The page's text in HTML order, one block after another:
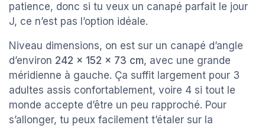
patience, donc si tu veux un canapé parfait le jour
J, ce n’est pas l’option idéale.
Niveau dimensions, on est sur un canapé d’angle
d’environ 242 x 152 x 73 cm, avec une grande
méridienne à gauche. Ça suffit largement pour 3
adultes assis confortablement, voire 4 si tout le
monde accepte d’être un peu rapproché. Pour
s’allonger, tu peux facilement t’étaler sur la